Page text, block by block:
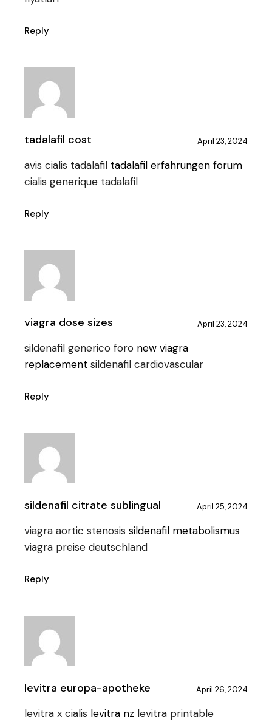
Reply
tadalafil cost April 23, 2024
avis cialis tadalafil tadalafil erfahrungen forum
cialis generique tadalafil
Reply
viagra dose sizes April 23, 2024
sildenafil generico foro new viagra
replacement sildenafil cardiovascular
Reply
sildenafil citrate sublingual April 25, 2024
viagra aortic stenosis sildenafil metabolismus
viagra preise deutschland
Reply
levitra europa-apotheke April 26, 2024
levitra x cialis levitra nz levitra printable